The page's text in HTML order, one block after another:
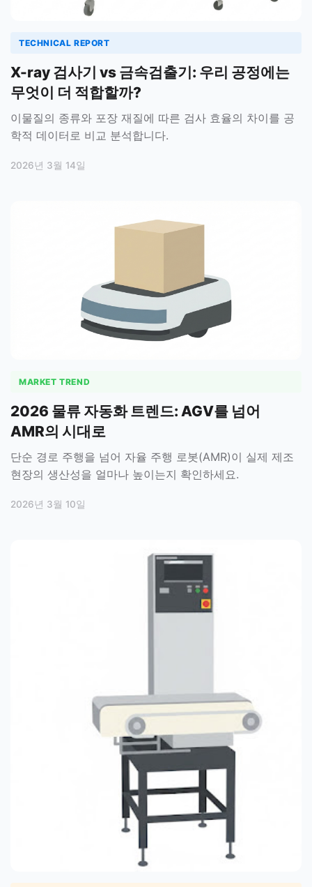
TECHNICAL REPORT
X-ray 검사기 vs 금속검출기: 우리 공정에는
무엇이 더 적합할까?
이물질의 종류와 포장 재질에 따른 검사 효율의 차이를 공
학적 데이터로 비교 분석합니다.
2026년 3월 14일
MARKET TREND
2026 물류 자동화 트렌드: AGV를 넘어
AMR의 시대로
단순 경로 주행을 넘어 자율 주행 로봇(AMR)이 실제 제조
현장의 생산성을 얼마나 높이는지 확인하세요.
2026년 3월 10일